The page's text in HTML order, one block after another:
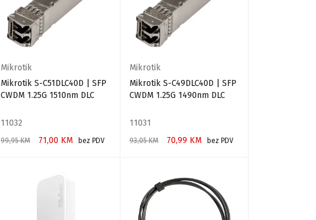
Mikrotik
Mikrotik S-C51DLC40D | SFP
CWDM 1.25G 1510nm DLC
11032
99,95KM 71,00 KM
bez PDV
Mikrotik
Mikrotik S-C49DLC40D | SFP
CWDM 1.25G 1490nm DLC
11031
93,05KM 70,99 KM
bez PDV